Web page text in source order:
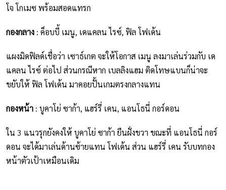
โจ โกเมซ พร้อมสอดแทรก
กองกลาง : ค็อบบี้ เมนู, เดแคลน ไรซ์, ฟิล โฟเด้น
แผงมิดฟิลด์เชื่อว่า เซาธ์เกต จะให้โอกาส เมนู ลงมาเล่นร่วมกับ เด
แคลน ไรซ์ ต่อไป ส่วนกรณีหาก เบลลิงแฮม ติดโทษแบนก็น่าจะ
ขยับให้ ฟิล โฟเด้น มาคอยปั้นเกมตรงกลางแทน
กองหน้า : บูคาโย่ ซาก้า, แฮร์รี่ เคน, แอนโธนี่ กอร์ดอน
ใน 3 แนวรุกยังคงให้ บูคาโย่ ซาก้า ยืนฝั่งขวา ขณะที่ แอนโธนี่ กอร์
ดอน จะได้มาเล่นด้านซ้ายแทน โฟเด้น ส่วน แฮร์รี่ เคน รับบทกอง
หน้าตัวเป้าเหมือนเดิม